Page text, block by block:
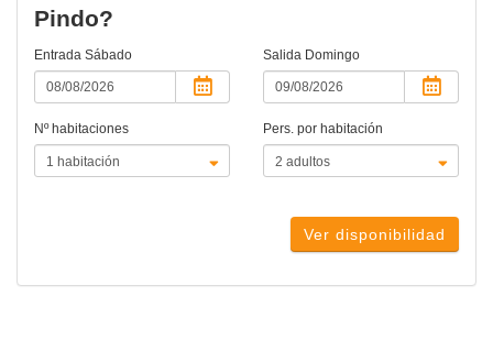
Pindo?
Entrada Sábado Salida Domingo
Nº habitaciones Pers. por habitación
Ver disponibilidad